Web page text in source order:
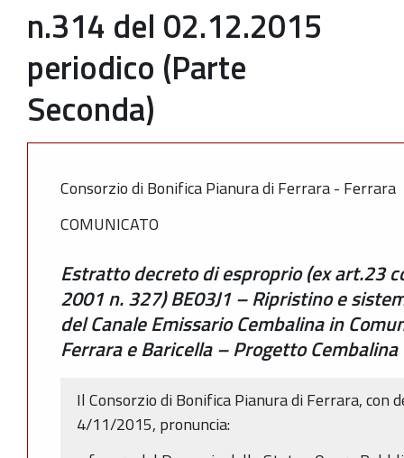
n.314 del 02.12.2015
periodico (Parte
Seconda)
Consorzio di Bonifica Pianura di Ferrara - Ferrara
COMUNICATO
Estratto decreto di esproprio (ex art.23
2001 n. 327) BE03J1 – Ripristino e
del Canale Emissario Cembalina in
Ferrara e Baricella – Progetto Cembalina
Il Consorzio di Bonifica Pianura di Ferrara, con
4/11/2015, pronuncia: